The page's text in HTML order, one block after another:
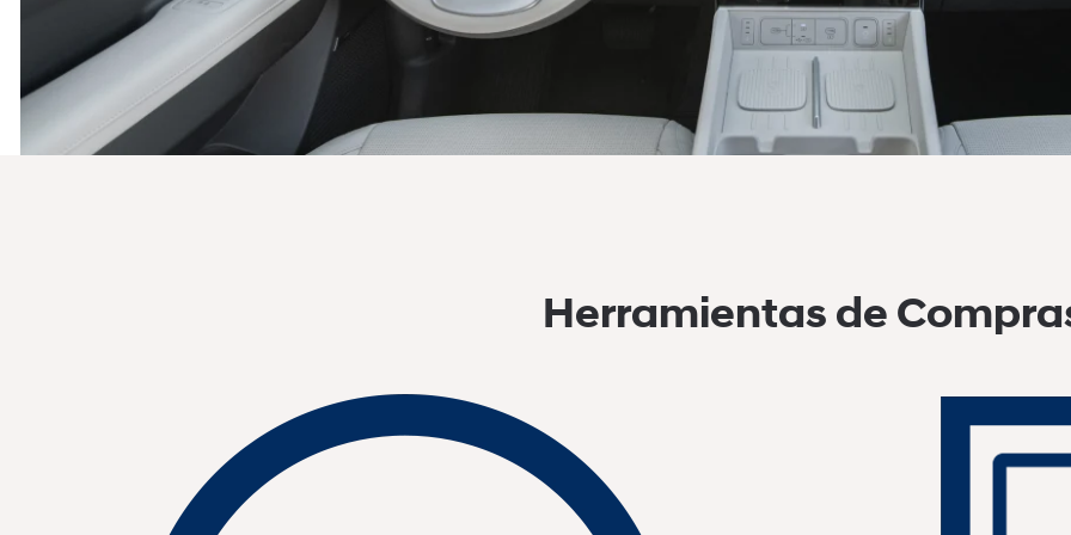
Herramientas de